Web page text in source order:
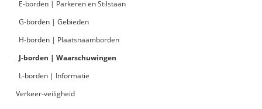
E-borden | Parkeren en Stilstaan
G-borden | Gebieden
H-borden | Plaatsnaamborden
J-borden | Waarschuwingen
L-borden | Informatie
Verkeer-veiligheid